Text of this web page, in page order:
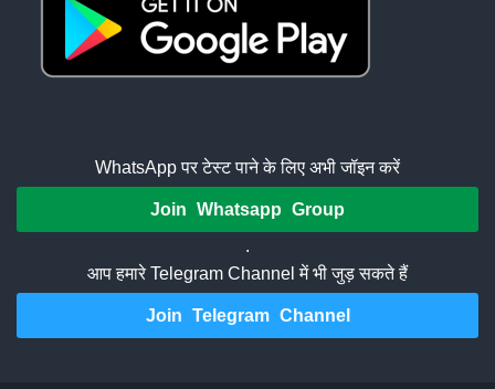
WhatsApp पर टेस्ट पाने के लिए अभी जॉइन करें
Join Whatsapp Group
.
आप हमारे Telegram Channel में भी जुड़ सकते हैं
Join Telegram Channel